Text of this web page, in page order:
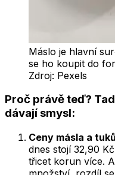
Máslo je hlavní
se ho koupit do
Zdroj: Pexels
Proč právě teď?
dávají smysl:
Ceny másla a
dnes stojí 32,90
třicet korun více.